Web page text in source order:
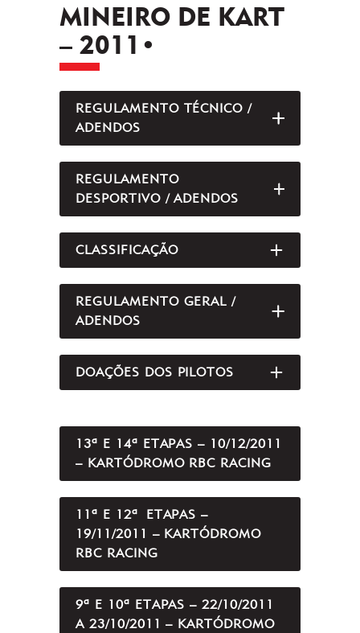
MINEIRO DE KART
– 2011•
REGULAMENTO TÉCNICO /
ADENDOS
REGULAMENTO
DESPORTIVO / ADENDOS
CLASSIFICAÇÃO
REGULAMENTO GERAL /
ADENDOS
DOAÇÕES DOS PILOTOS
13ª E 14ª ETAPAS – 10/12/2011
– KARTÓDROMO RBC RACING
11ª E 12ª ETAPAS –
19/11/2011 – KARTÓDROMO
RBC RACING
9ª E 10ª ETAPAS – 22/10/2011
A 23/10/2011 – KARTÓDROMO